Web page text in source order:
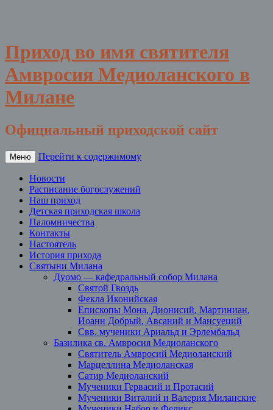
Приход во имя святителя
Амвросия Медиоланского в
Милане
Официальный приходской сайт
Меню Перейти к содержимому
Новости
Расписание богослужений
Наш приход
Детская приходская школа
Паломничества
Контакты
Настоятель
История прихода
Святыни Милана
Дуомо — кафедральный собор Милана
Святой Гвоздь
Фекла Иконийская
Епископы Мона, Дионисий, Мартиниан,
Иоанн Добрый, Авсаний и Мансуеций
Свв. мученики Ариальд и Эрлембальд
Базилика св. Амвросия Медиоланского
Святитель Амвросий Медиоланский
Марцеллина Медиоланская
Сатир Медиоланский
Мученики Гервасий и Протасий
Мученики Виталий и Валерия Миланские